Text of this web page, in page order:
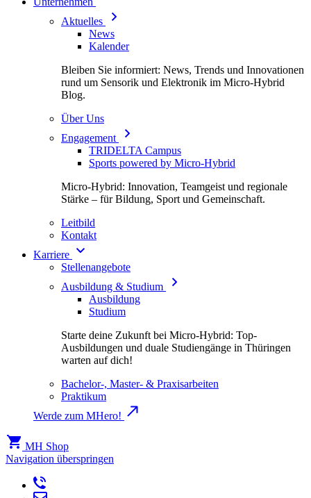
Aktuelles
News
Kalender
Bleiben Sie informiert: News, Trends und Innovationen
rund um Sensorik und Elektronik im Micro-Hybrid
Blog.
Über Uns
Engagement
TRIDELTA Campus
Sports powered by Micro-Hybrid
Micro-Hybrid: Innovation, Teamgeist und regionale
Stärke – für Bildung, Sport und Gemeinschaft.
Leitbild
Kontakt
Karriere
Stellenangebote
Ausbildung & Studium
Ausbildung
Studium
Starte deine Zukunft bei Micro-Hybrid: Top-
Ausbildungen und duale Studiengänge in Thüringen
warten auf dich!
Bachelor-, Master- & Praxisarbeiten
Praktikum
Werde zum MHero!
MH Shop
Navigation überspringen